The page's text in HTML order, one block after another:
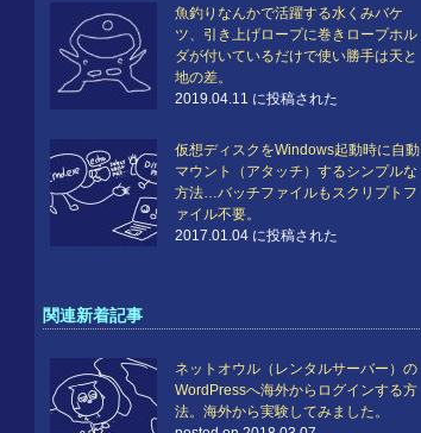
魚釣りなんかで活躍する水くみバケ
ツ、引き上げロープに巻きロープホル
ダが付いているだけで使い勝手は天と
地の差。
2019.04.11 に投稿された
仮想ディスクをWindows起動時に自動
マウント（アタッチ）するシンプルな
方法…バッチファイルもスクリプトフ
ァイル不要。
2017.01.04 に投稿された
関連新着記事
ネットオウル（レンタルサーバー）の
WordPressへ海外からログインする方
法。海外から実験してみました。